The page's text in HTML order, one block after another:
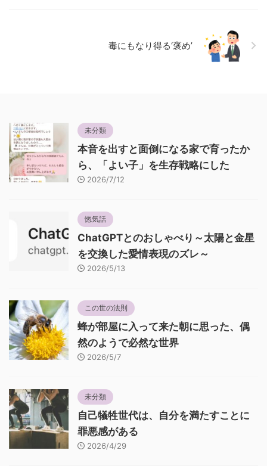
毒にもなり得る‘褒め’
未分類
本音を出すと面倒になる家で育ったか
ら、「よい子」を生存戦略にした
2026/7/12
惚気話
ChatGPTとのおしゃべり～太陽と金星
を交換した愛情表現のズレ～
2026/5/13
この世の法則
蜂が部屋に入って来た朝に思った、偶
然のようで必然な世界
2026/5/7
未分類
自己犠牲世代は、自分を満たすことに
罪悪感がある
2026/4/29